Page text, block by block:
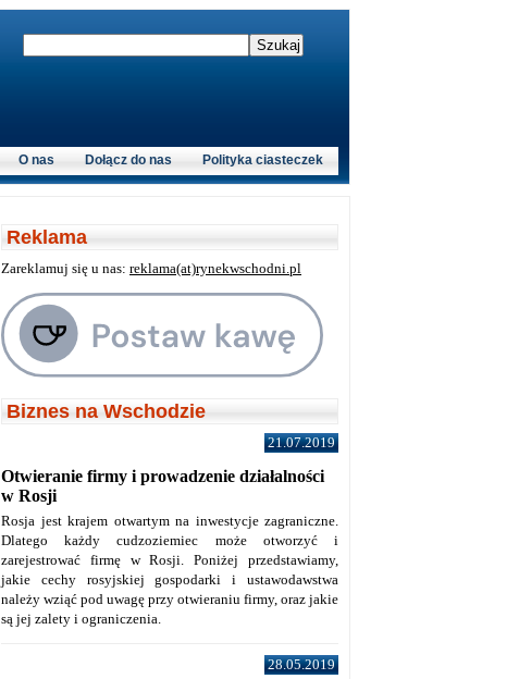
Polityka ciasteczek
Dołącz do nas
O nas
Reklama
Zareklamuj się u nas: reklama(at)rynekwschodni.pl
Biznes na Wschodzie
21.07.2019
Otwieranie firmy i prowadzenie działalności
w Rosji
Rosja jest krajem otwartym na inwestycje zagraniczne.
Dlatego każdy cudzoziemiec może otworzyć i
zarejestrować firmę w Rosji. Poniżej przedstawiamy,
jakie cechy rosyjskiej gospodarki i ustawodawstwa
należy wziąć pod uwagę przy otwieraniu firmy, oraz jakie
są jej zalety i ograniczenia.
28.05.2019